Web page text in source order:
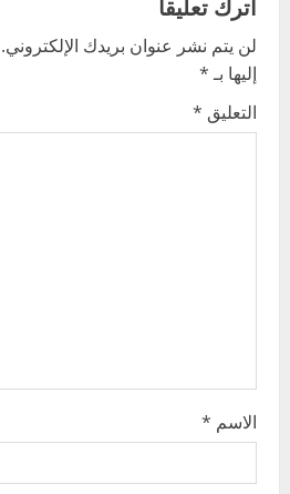
v
i
g
لن يتم نشر عنوان بريدك الإلكتروني.
إليها بـ*
التعليق *
الاسم *